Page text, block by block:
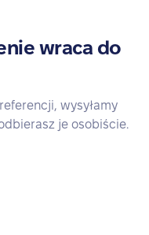
wraca do
wysyłamy
je osobiście.